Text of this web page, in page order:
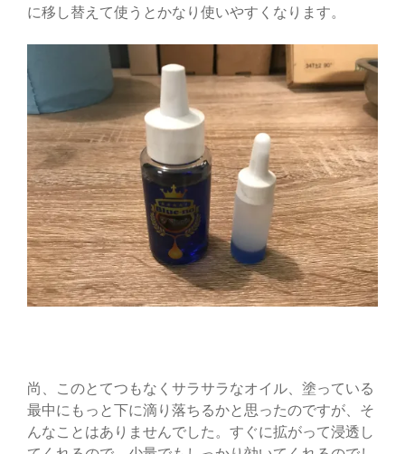
に移し替えて使うとかなり使いやすくなります。
尚、このとてつもなくサラサラなオイル、塗っている
最中にもっと下に滴り落ちるかと思ったのですが、そ
んなことはありませんでした。すぐに拡がって浸透し